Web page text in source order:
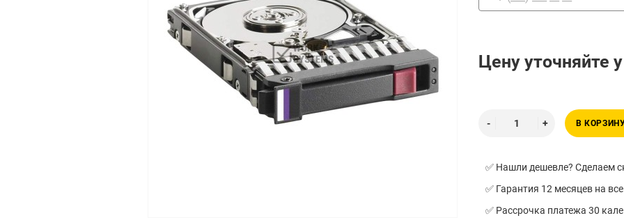
Цену уточняйте
В
✅ Нашли дешевле? Сделаем
✅ Гарантия 12 месяцев на
✅ Рассрочка платежа 30